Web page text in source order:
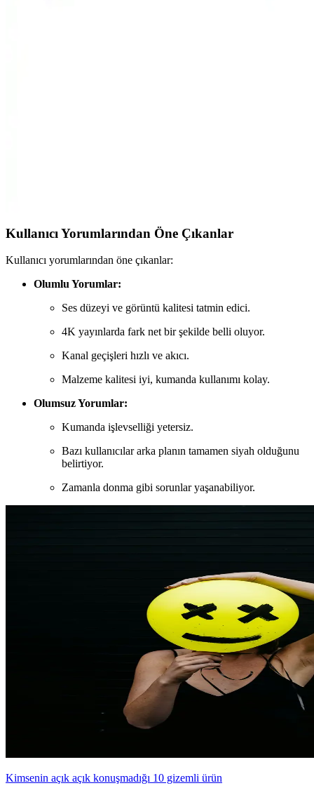
Kullanıcı Yorumlarından Öne Çıkanlar
Kullanıcı yorumlarından öne çıkanlar:
Olumlu Yorumlar:
Ses düzeyi ve görüntü kalitesi tatmin edici.
4K yayınlarda fark net bir şekilde belli oluyor.
Kanal geçişleri hızlı ve akıcı.
Malzeme kalitesi iyi, kumanda kullanımı kolay.
Olumsuz Yorumlar:
Kumanda işlevselliği yetersiz.
Bazı kullanıcılar arka planın tamamen siyah olduğunu
belirtiyor.
Zamanla donma gibi sorunlar yaşanabiliyor.
Kimsenin açık açık konuşmadığı 10 gizemli ürün